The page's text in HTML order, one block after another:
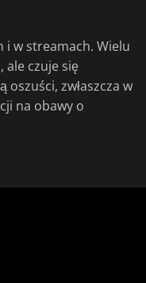
i w streamach. Wielu
ale czuje się
zwłaszcza w
na obawy o